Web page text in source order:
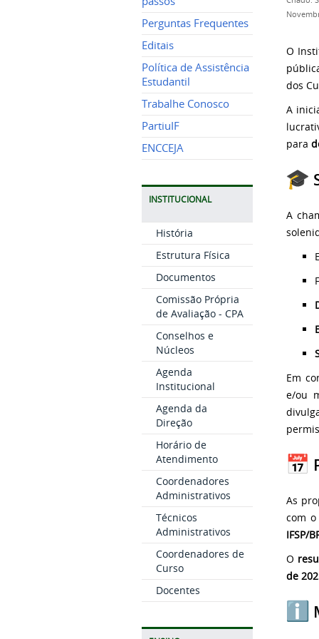
Perguntas Frequentes
Editais
Política de Assistência
Estudantil
Trabalhe Conosco
PartiuIF
ENCCEJA
INSTITUCIONAL
História
Estrutura Física
Documentos
Comissão Própria
de Avaliação - CPA
Conselhos e
Núcleos
Agenda
Institucional
Agenda da
Direção
Horário de
Atendimento
Coordenadores
Administrativos
Técnicos
Administrativos
Coordenadores de
Curso
Docentes
O
dos
A
para
A
Em
e/ou
As
com
IFSP/
O
de